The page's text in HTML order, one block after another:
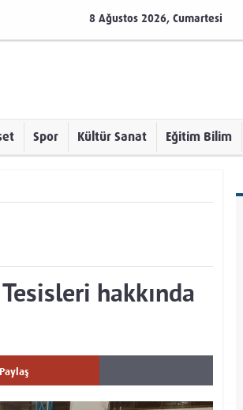
8 Ağustos 2026, Cumartesi
Spor Kültür Sanat Eğitim Bilim
hakkında
Paylaş